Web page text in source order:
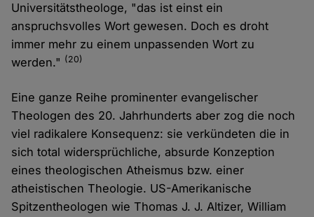
Universitätstheologe, "das ist einst ein
anspruchsvolles Wort gewesen. Doch es droht
immer mehr zu einem unpassenden Wort zu
werden." (20)
Eine ganze Reihe prominenter evangelischer
Theologen des 20. Jahrhunderts aber zog die noch
viel radikalere Konsequenz: sie verkündeten die in
sich total widersprüchliche, absurde Konzeption
eines theologischen Atheismus bzw. einer
atheistischen Theologie. US-Amerikanische
Spitzentheologen wie Thomas J. J. Altizer, William